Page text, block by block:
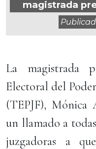
magistrada
La magistrada
Electoral del
(TEPJF), Mónica
un llamado a
juzgadoras a